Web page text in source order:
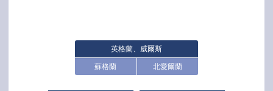
英格蘭、威爾斯
蘇格蘭
北愛爾蘭